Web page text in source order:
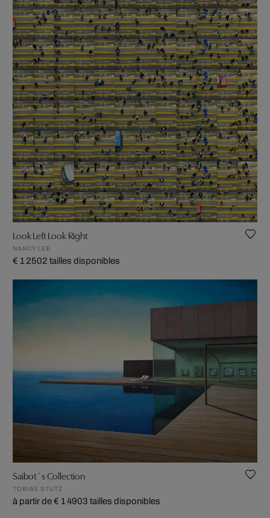
Look Left Look Right
NANCY LEE
€ 1 2502 tailles disponibles
Saibot´s Collection
TOBIAS STUTZ
à partir de € 1 4903 tailles disponibles